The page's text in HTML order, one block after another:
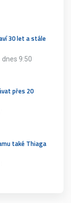
30 let a stále
dnes 9:50
přes 20
také Thiaga